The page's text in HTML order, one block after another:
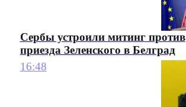
Сербы устроили митинг против
приезда Зеленского в Белград
16:48